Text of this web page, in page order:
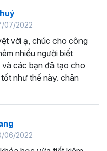
được cách thực hiện
lại hiệu quả mà không
và thăng tiến trong
bị kiến thức và kỹ
sự nghiệp và tiến bộ hơn
mở mang kiến thức,
hội cũng sẽ mở ra.
NÀY LÀ GÌ?
từ cơ bản đến nâng
07/2022
vời ạ, chúc cho công
nhiều người biết
các bạn đã tạo cho
như thế này. chân
06/2022